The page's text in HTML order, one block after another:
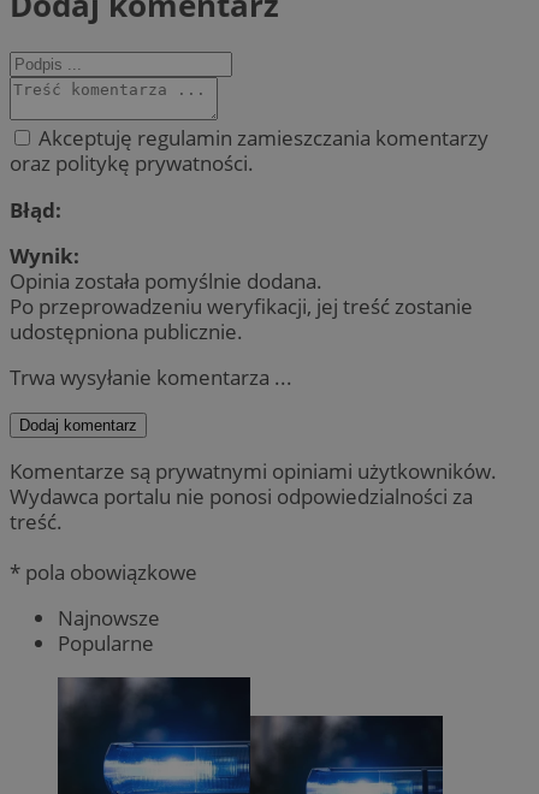
Akceptuję regulamin zamieszczania komentarzy
oraz politykę prywatności.
Błąd:
Wynik:
Opinia została pomyślnie dodana.
Po przeprowadzeniu weryfikacji, jej treść zostanie
udostępniona publicznie.
Trwa wysyłanie komentarza ...
Dodaj komentarz
Komentarze są prywatnymi opiniami użytkowników.
Wydawca portalu nie ponosi odpowiedzialności za
treść.
* pola obowiązkowe
Najnowsze
Popularne